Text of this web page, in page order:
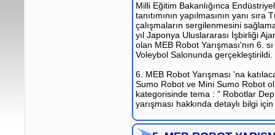
Milli Eğitim Bakanlığınca
tanıtımının yapılmasının yanı
çalışmaların sergilenmesini
yıl Japonya Uluslararası İşbirliği
olan MEB Robot Yarışması'nın 6.
Voleybol Salonunda gerçekleştirildi.
6. MEB Robot Yarışması 'na
Sumo Robot ve Mini Sumo Robot
kategorisinde tema : " Robotlar
yarışması hakkında detaylı bilgi için